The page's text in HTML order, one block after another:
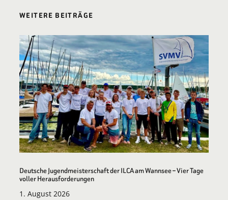
WEITERE BEITRÄGE
Deutsche Jugendmeisterschaft der ILCA am Wannsee – Vier Tage
voller Herausforderungen
1. August 2026